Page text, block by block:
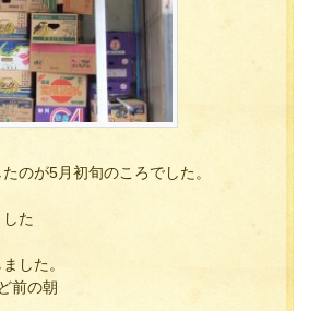
のが5月初旬のころでした。
た
した。
前の朝